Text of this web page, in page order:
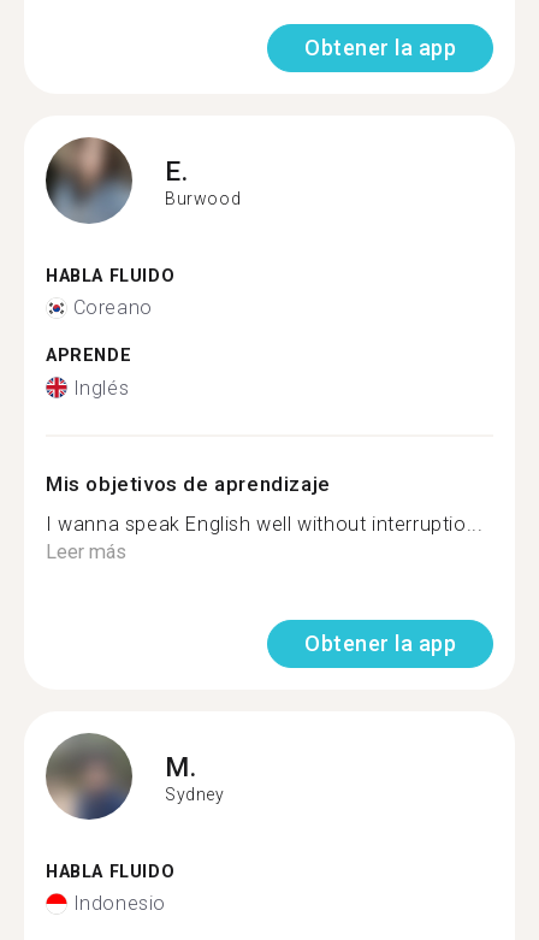
Obtener la app
E.
Burwood
HABLA FLUIDO
Coreano
APRENDE
Inglés
Mis objetivos de aprendizaje
I wanna speak English well without interruptio...
Leer más
Obtener la app
M.
Sydney
HABLA FLUIDO
Indonesio